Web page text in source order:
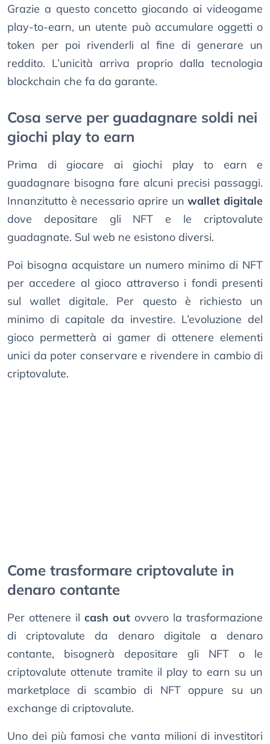
Grazie a questo concetto giocando ai videogame
play-to-earn, un utente può accumulare oggetti o
token per poi rivenderli al fine di generare un
reddito. L’unicità arriva proprio dalla tecnologia
blockchain che fa da garante.
Cosa serve per guadagnare soldi nei
giochi play to earn
Prima di giocare ai giochi play to earn e
guadagnare bisogna fare alcuni precisi passaggi.
Innanzitutto è necessario aprire unwallet digitale
dove depositare gli NFT e le criptovalute
guadagnate. Sul web ne esistono diversi.
Poi bisogna acquistare un numero minimo di NFT
per accedere al gioco attraverso i fondi presenti
sul wallet digitale. Per questo è richiesto un
minimo di capitale da investire. L’evoluzione del
gioco permetterà ai gamer di ottenere elementi
unici da poter conservare e rivendere in cambio di
criptovalute.
Come trasformare criptovalute in
denaro contante
Per ottenere il cash out ovvero la trasformazione
di criptovalute da denaro digitale a denaro
contante, bisognerà depositare gli NFT o le
criptovalute ottenute tramite il play to earn su un
marketplace di scambio di NFT oppure su un
exchange di criptovalute.
Uno dei più famosi che vanta milioni di investitori